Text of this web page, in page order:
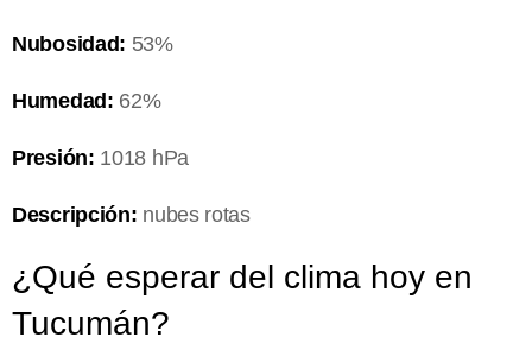
Nubosidad: 53%
Humedad: 62%
Presión: 1018 hPa
Descripción: nubes rotas
¿Qué esperar del clima hoy en
Tucumán?